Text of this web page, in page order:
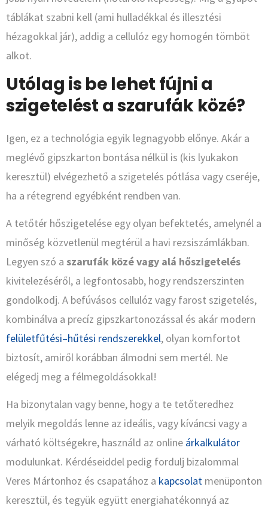
táblákat szabni kell (ami hulladékkal és illesztési
hézagokkal jár), addig a cellulóz egy homogén tömböt
alkot.
Utólag is be lehet fújni a
szigetelést a szarufák közé?
Igen, ez a technológia egyik legnagyobb előnye. Akár a
meglévő gipszkarton bontása nélkül is (kis lyukakon
keresztül) elvégezhető a szigetelés pótlása vagy cseréje,
ha a rétegrend egyébként rendben van.
A tetőtér hőszigetelése egy olyan befektetés, amelynél a
minőség közvetlenül megtérül a havi rezsiszámlákban.
Legyen szó a szarufák közé vagy alá hőszigetelés
kivitelezéséről, a legfontosabb, hogy rendszerszinten
gondolkodj. A befúvásos cellulóz vagy farost szigetelés,
kombinálva a precíz gipszkartonozással és akár modern
felületfűtési–hűtési rendszerekkel, olyan komfortot
biztosít, amiről korábban álmodni sem mertél. Ne
elégedj meg a félmegoldásokkal!
Ha bizonytalan vagy benne, hogy a te tetőteredhez
melyik megoldás lenne az ideális, vagy kíváncsi vagy a
várható költségekre, használd az online árkalkulátor
modulunkat. Kérdéseiddel pedig fordulj bizalommal
Veres Mártonhoz és csapatához a kapcsolat menüponton
keresztül, és tegyük együtt energiahatékonnyá az